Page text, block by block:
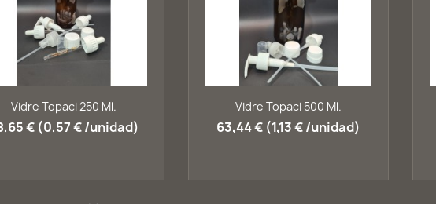
Vista ràpida
Vidre Topaci 250 Ml.
€ (0,57 € /unidad)
Vista ràpida
Vidre Topaci 500 Ml.
63,44 € (1,13 € /unidad)